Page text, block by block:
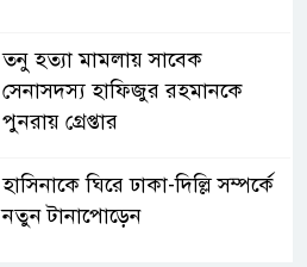
তনু হত্যা মামলায় সাবেক
সেনাসদস্য হাফিজুর রহমানকে
পুনরায় গ্রেপ্তার
হাসিনাকে ঘিরে ঢাকা-দিল্লি সম্পর্কে
নতুন টানাপোড়েন